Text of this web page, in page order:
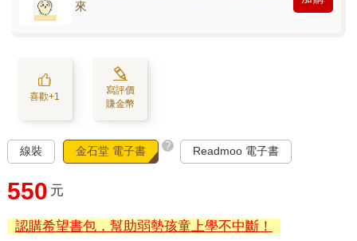
來
喜歡+1
寫評價
賺金幣
線裝 金石堂 電子書 ? Readmoo 電子書
550 元
認購希望書包，幫助弱勢孩童上學不中斷！